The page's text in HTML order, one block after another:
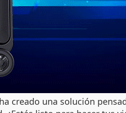
creado una solución